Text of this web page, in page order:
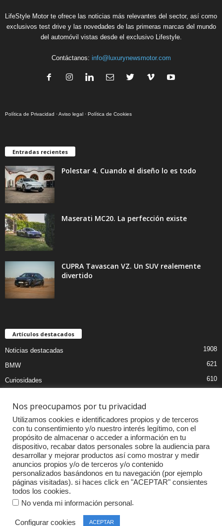
LifeStyle Motor te ofrece las noticias más relevantes del sector, así como
exclusivos test drive y las novedades de las primeras marcas del mundo
del automóvil vistas desde el exclusivo Lifestyle.
Contáctanos: info@luxurynewsmotor.com
Política de Privacidad ·Aviso legal · Política de Cookies
Entradas recientes
Polestar 4. Cuando el diseño lo es todo
Maserati MC20. La perfección existe
CUPRA Tavascan VZ. Un SUV realemente
divertido
Artículos destacados
Noticias destacadas 1908
BMW 621
Curiosidades 610
Audi
MOTOS
Competiciones
Mercedes
Porsche 232
Nos preocupamos por tu privacidad
Utilizamos cookies e identificadores propios y de terceros
con tu consentimiento y/o nuestro interés legítimo, con el
propósito de almacenar o acceder a información en tu
dispositivo, recabar datos personales sobre la audiencia para
desarrollar y mejorar productos así como mostrar y medir
anuncios propios y/o de terceros y/o contenido
personalizados basándonos en tu navegación (por ejemplo
páginas visitadas). si haces click en "ACEPTAR" consientes
todos los cookies.
No venda mi información personal .
Configurar cookies ACEPTAR